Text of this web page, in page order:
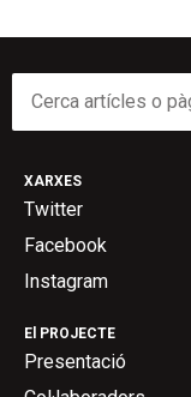
El PROJECTE
Presentació
XARXES
Twitter
Facebook
Instagram